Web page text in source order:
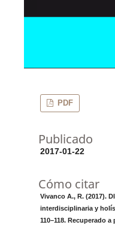
PDF
Publicado
2017-01-22
Cómo citar
Vivanco A., R. (2017).
interdisciplinaria y
110–118. Recuperado a